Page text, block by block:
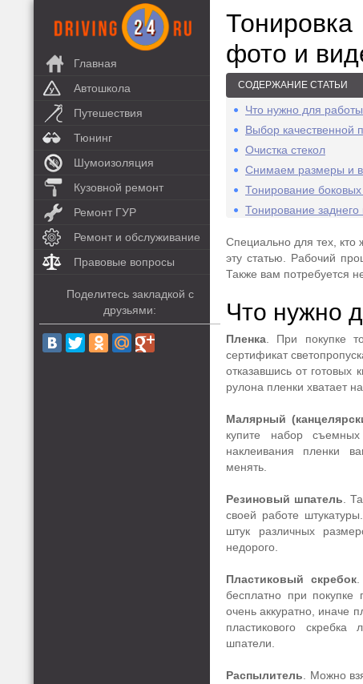
Главная
Автошкола
Путешествия
Тюнинг
Шумоизоляция
Кузовной ремонт
Ремонт ГУР
Ремонт и обслуживание
Правовые вопросы
Поделитесь закладкой с
друзьями:
фото и
СОДЕРЖАНИЕ СТАТЬИ
Что нужно для
Выбор качественной
Очистка стекол
Снимаем размеры и
Тонирование боковых
Тонирование заднего
Специально для тех, кто
эту статью. Рабочий
Также вам потребуется
Что нужно
Пленка . При покупке
сертификат
отказавшись от
рулона пленки хватает
Малярный
купите набор
наклеивания пленки
менять.
Резиновый шпатель .
своей работе
штук различных
недорого.
Пластиковый скребок
бесплатно при покупке
очень аккуратно, иначе
пластикового скребка
шпатели.
Распылитель . Можно